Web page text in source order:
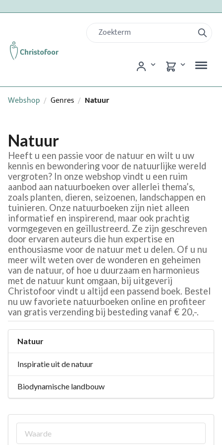
Webshop / Genres / Natuur
Natuur
Heeft u een passie voor de natuur en wilt u uw
kennis en bewondering voor de natuurlijke wereld
vergroten? In onze webshop vindt u een ruim
aanbod aan natuurboeken over allerlei thema’s,
zoals planten, dieren, seizoenen, landschappen en
tuinieren. Onze natuurboeken zijn niet alleen
informatief en inspirerend, maar ook prachtig
vormgegeven en geïllustreerd. Ze zijn geschreven
door ervaren auteurs die hun expertise en
enthousiasme voor de natuur met u delen. Of u nu
meer wilt weten over de wonderen en geheimen
van de natuur, of hoe u duurzaam en harmonieus
met de natuur kunt omgaan, bij uitgeverij
Christofoor vindt u altijd een passend boek. Bestel
nu uw favoriete natuurboeken online en profiteer
van gratis verzending bij besteding vanaf € 20,-.
Natuur
Inspiratie uit de natuur
Biodynamische landbouw